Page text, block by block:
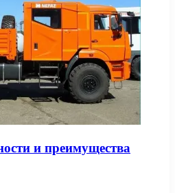
и преимущества